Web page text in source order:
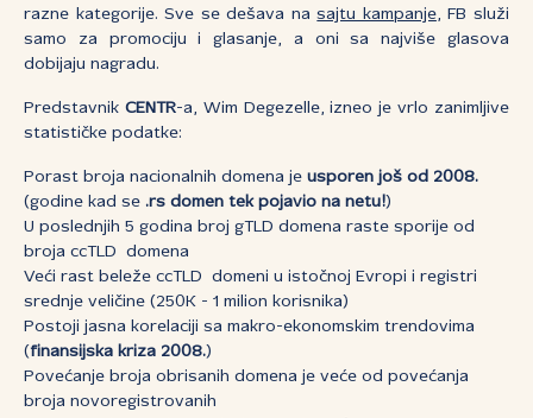
razne kategorije. Sve se dešava nasajtu kampanje, FB služi
samo za promociju i glasanje, a oni sa najviše glasova
dobijaju nagradu.
Predstavnik CENTR-a, Wim Degezelle, izneo je vrlo zanimljive
statističke podatke:
Porast broja nacionalnih domena je usporen još od 2008.
(godine kad se .rs domen tek pojavio na netu!)
U poslednjih 5 godina broj gTLD domena raste sporije od
broja ccTLD domena
Veći rast beleže ccTLD domeni u istočnoj Evropi i registri
srednje veličine (250K - 1 milion korisnika)
Postoji jasna korelaciji sa makro-ekonomskim trendovima
(finansijska kriza 2008.)
Povećanje broja obrisanih domena je veće od povećanja
broja novoregistrovanih